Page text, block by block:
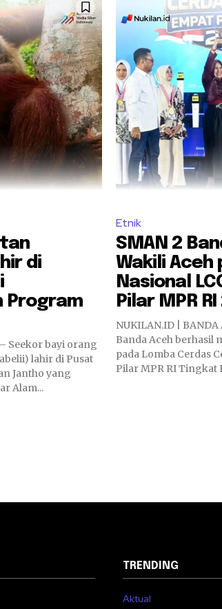
di
Program
Seekor bayi orang
lahir di Pusat
Jantho yang
Alam...
Etnik
SMAN 2
Wakili Aceh
Nasional
Pilar MPR
NUKILAN.ID | BANDA
Banda Aceh berhasil
pada Lomba Cerdas
Pilar MPR RI Tingkat
TRENDING
Aktual